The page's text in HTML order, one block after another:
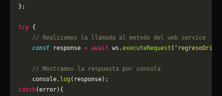
};
try {
    // Realizamos la llamada al metodo del web service
    const
response = await ws.executeRequest (
    // Mostramos la respuesta por consola
    console.
log (response);
catch(error){